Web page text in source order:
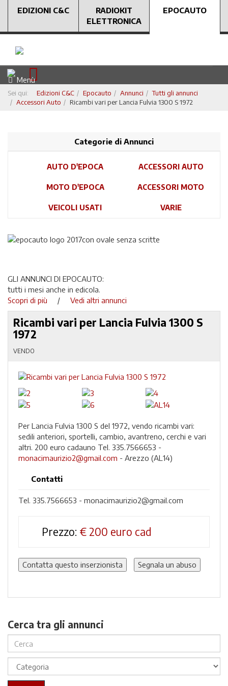
EDIZIONI C&C
RADIOKIT
ELETTRONICA
EPOCAUTO
Menù
Sei qui: Edizioni C&C Epocauto Annunci
Tutti gli annunci
Accessori Auto
Ricambi vari per Lancia Fulvia 1300 S 1972
Categorie di Annunci
AUTO D'EPOCA ACCESSORI AUTO
MOTO D'EPOCA ACCESSORI MOTO
VEICOLI USATI VARIE
GLI ANNUNCI DI EPOCAUTO:
tutti i mesi anche in edicola.
Scopri di più
/ Vedi altri annunci
Ricambi vari per Lancia Fulvia 1300 S
1972
VENDO
Per Lancia Fulvia 1300 S del 1972, vendo ricambi vari:
sedili anteriori, sportelli, cambio, avantreno, cerchi e vari
altri. 200 euro cadauno Tel. 335.7566653 -
monacimaurizio2@gmail.com - Arezzo (AL14)
Contatti
Tel. 335.7566653 - monacimaurizio2@gmail.com
Prezzo: € 200 euro cad
Contatta questo inserzionista Segnala un abuso
Cerca tra gli annunci